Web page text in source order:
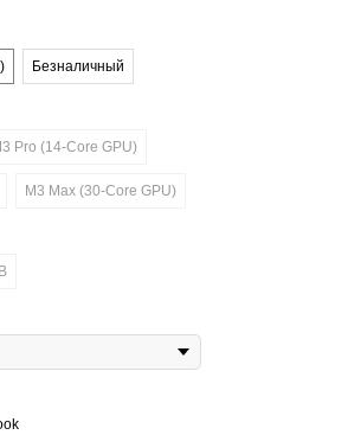
Безналичный
Pro (14-Core GPU)
M3 Max (30-Core GPU)